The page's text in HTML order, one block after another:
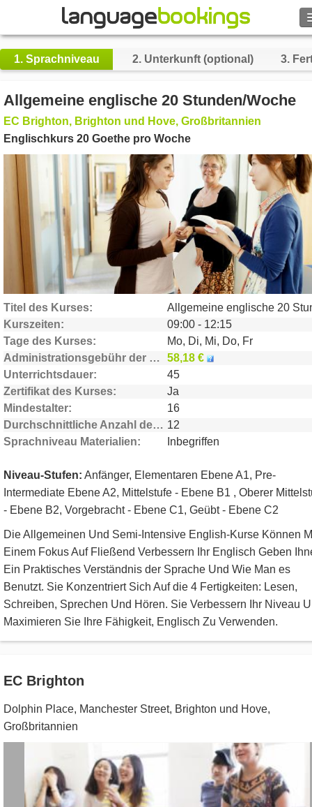
DURCHSUCHEN
Login
Hilfe
Währung €
Sprache
1. Sprachniveau 2. Unterkunft (optional) 3.
Allgemeine englische 20 Stunden/Woche
EC Brighton, Brighton und Hove, Großbritannien
Englischkurs 20 Goethe pro Woche
Titel des Kurses
Kurszeiten
09:00 - 12:15
Tage des Kurses
Mo, Di, Mi, Do, Fr
Administrationsgebühr der Schule
58,18 €
Unterrichtsdauer
45
Zertifikat des Kurses
Ja
Mindestalter
16
Durchschnittliche Anzahl der Teilnehmer 12
Sprachniveau Materialien
Inbegriffen
Niveau-Stufen: Anfänger, Elementaren Ebene A1, Pre-
Intermediate Ebene A2, Mittelstufe - Ebene B1 , Oberer
- Ebene B2, Vorgebracht - Ebene C1, Geübt - Ebene C2
Die Allgemeinen Und Semi-Intensive English-Kurse Können
Einem Fokus Auf Fließend Verbessern Ihr Englisch Geben
Ein Praktisches Verständnis der Sprache Und Wie Man es
Benutzt. Sie Konzentriert Sich Auf die 4 Fertigkeiten: Lesen,
Schreiben, Sprechen Und Hören. Sie Verbessern Ihr Niveau
Maximieren Sie Ihre Fähigkeit, Englisch Zu Verwenden.
EC Brighton
Dolphin Place, Manchester Street, Brighton und Hove,
Großbritannien